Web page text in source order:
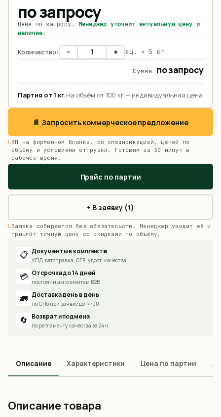
по запросу
Цена по запросу. Менеджер уточнит актуальную цену и
наличие.
Количество: − + ящ. × 5 кг
Сумма по запросу
Партия от 1 кг.На объём от 100 кг — индивидуальная цена
📄 Запросить коммерческое предложение
КП на фирменном бланке, со спецификацией, ценой по
объёму и условиями отгрузки. Готовим за 30 минут в
рабочее время.
Прайс по партии
+ В заявку (1)
Заявка собирается без обязательств. Менеджер увидит её и
пришлёт точную цену со скидками по объёму.
📋 Документы в комплекте
УПД, ветсправка, СГР, удост. качества
💳 Отсрочка до 14 дней
постоянным клиентам B2B
🚛 Доставка день в день
по СПб при заявке до 14:00
🔄 Возврат и подмена
по регламенту качества за 24 ч
Описание Характеристики Цена по партии
Описание товара